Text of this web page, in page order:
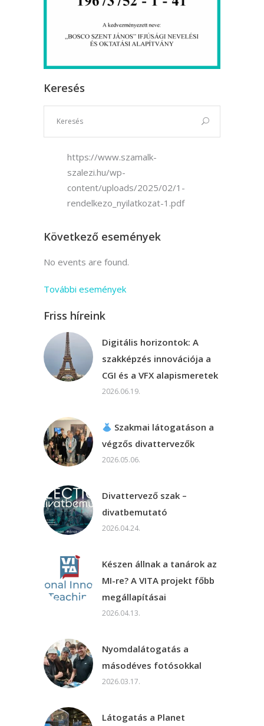
Keresés
https://www.szamalk-
szalezi.hu/wp-
content/uploads/2025/02/1-
rendelkezo_nyilatkozat-1.pdf
Következő események
No events are found.
További események
Friss híreink
Digitális horizontok: A
szakképzés innovációja a
CGI és a VFX alapismeretek
2026.06.19.
Szakmai látogatáson a
végzős divattervezők
2026.05.06.
Divattervező szak –
divatbemutató
2026.04.24.
Készen állnak a tanárok az
MI-re? A VITA projekt főbb
megállapításai
2026.04.13.
Nyomdalátogatás a
másodéves fotósokkal
2026.03.17.
Látogatás a Planet